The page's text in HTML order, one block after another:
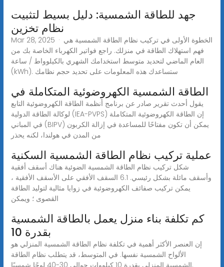
جهد للطاقة الشمسية: دليل بسيط لتثبيت
نظام تخزين
Mar 28, 2025 · الخطوة الأولى في تركيب نظام الطاقة الشمسية هي
فهم استهلاك الطاقة في منزلك. راجع فواتير الكهرباء الخاصة بك من
العام الماضي لتحديد متوسط استخدامك الشهري بالكيلوواط / ساعة
(kWh). ستساعدك هذه المعلومات على تحديد حجم نظامك
الطاقة الشمسية الكهروضوئية المتكاملة في
يقول أحدث تقرير صادر عن برنامج أنظمة الطاقة الكهروضوئية التابع
لوكالة الطاقة الدولية (IEA-PVPS) إن الطاقة الكهروضوئية المتكاملة
في المباني (BIPV) يمكن أن تكون مفتاحًا للمساعدة في إزالة الكربون
من المدن في هولندا، لكنه يحذر
عملية تركيب نظام الطاقة الشمسية السكنية
شكل تركيب نظام الطاقة الشمسية الضوئية هناك أسقف أفقية
وأسقف مائلة بشكل رئيسي. 6.1 السقف الأفقي على الأسقف الأفقية ،
يمكن تركيب صفائف الكهروضوئية في زوايا مثالية لتوليد الطاقة
القصوى ؛ ويمكن
كم تكلفة بناء منزل يعمل بالطاقة الشمسية
بقدرة 10
إن العنصر الأكثر أهمية في تكلفة نظام الطاقة الشمسية المنزلي هو
الألواح الشمسية نفسها. في المتوسط، قد يتطلب نظام الطاقة
الشمسية المنزلي بقدرة 10 كيلووات حوالي 30-40 لوحًا شمسيًا.